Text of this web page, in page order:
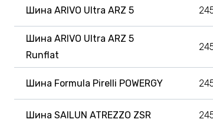
Шина ARIVO Ultra ARZ 5
Шина ARIVO Ultra ARZ 5
Runflat
Шина Formula Pirelli POWERGY
Шина SAILUN ATREZZO ZSR